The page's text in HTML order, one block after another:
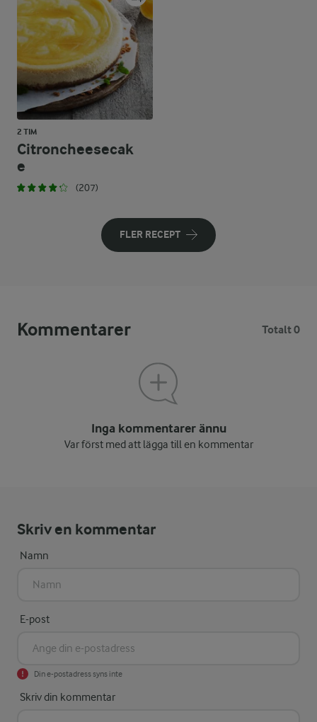
2 TIM
Citroncheesecak
e
(207)
FLER RECEPT
Kommentarer Totalt 0
Inga kommentarer ännu
Var först med att lägga till en kommentar
Skriv en kommentar
Namn
E-post
Din e-postadress syns inte
Skriv din kommentar